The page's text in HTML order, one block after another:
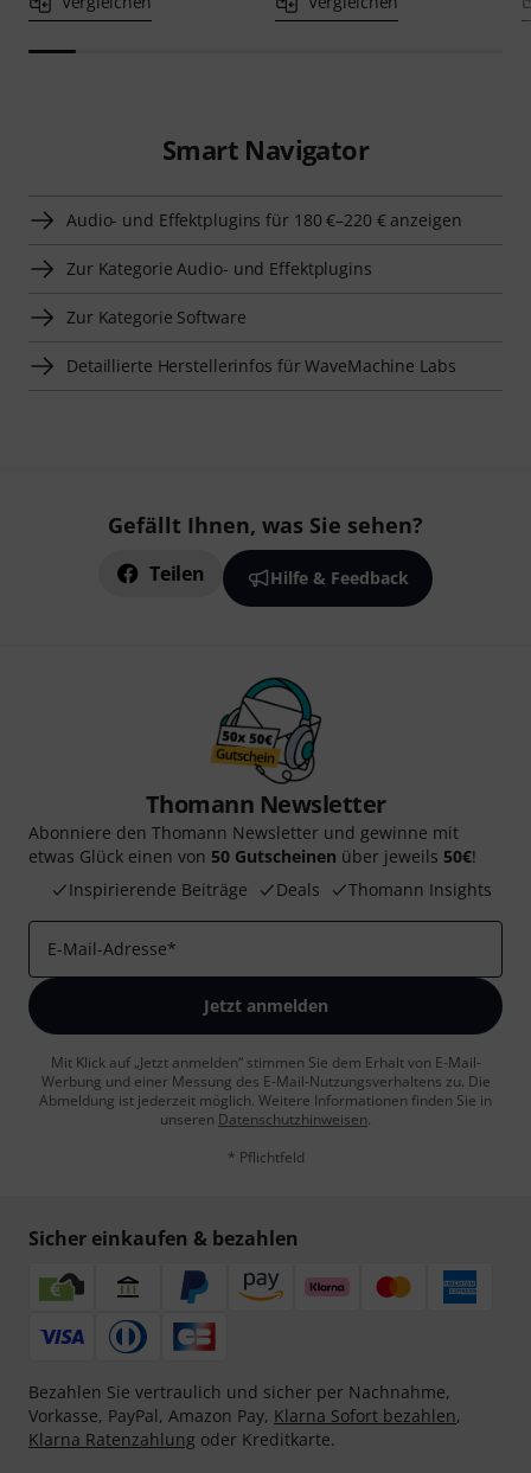
Smart Navigator
Audio- und Effektplugins für 180 €–220 € anzeigen
Zur Kategorie Audio- und Effektplugins
Zur Kategorie Software
Detaillierte Herstellerinfos für WaveMachine Labs
Gefällt Ihnen, was Sie sehen?
Teilen Hilfe & Feedback
Thomann Newsletter
Abonniere den Thomann Newsletter und gewinne mit
etwas Glück einen von 50 Gutscheinen über jeweils 50€!
Inspirierende Beiträge
Deals Thomann Insights
E-Mail-Adresse*
Jetzt anmelden
Mit Klick auf „Jetzt anmelden“ stimmen Sie dem Erhalt von E-Mail-
Werbung und einer Messung des E-Mail-Nutzungsverhaltens zu. Die
Abmeldung ist jederzeit möglich. Weitere Informationen finden Sie in
unseren Datenschutzhinweisen.
* Pflichtfeld
Sicher einkaufen & bezahlen
Bezahlen Sie vertraulich und sicher per Nachnahme,
Vorkasse, PayPal, Amazon Pay, Klarna Sofort bezahlen,
Klarna Ratenzahlung oder Kreditkarte.